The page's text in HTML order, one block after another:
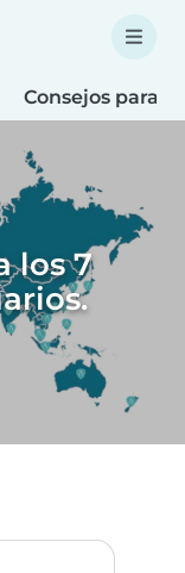
Consejos para
los 7